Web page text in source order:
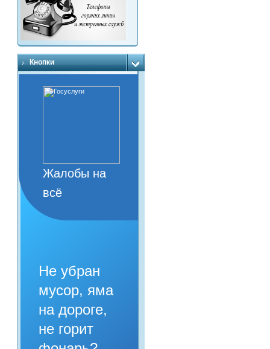
Кнопки
Жалобы на
всё
Не убран
мусор, яма
на дороге,
не горит